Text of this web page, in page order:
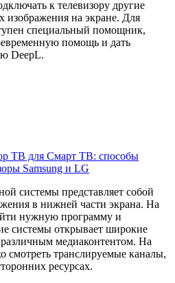
к телевизору другие
изображения на экране. Для
специальный помощник,
помощь и дать
DeepL.
ТВ для Смарт ТВ: способы
Samsung и LG
системы представляет собой
в нижней части экрана. На
нужную программу и
системы открывает широкие
медиаконтентом. На
смотреть транслируемые каналы,
ресурсах.